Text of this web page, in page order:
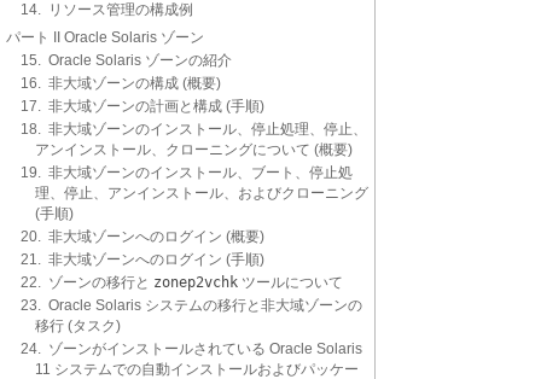
14. リソース管理の構成例
パート II Oracle Solaris ゾーン
15. Oracle Solaris ゾーンの紹介
16. 非大域ゾーンの構成 (概要)
17. 非大域ゾーンの計画と構成 (手順)
18. 非大域ゾーンのインストール、停止処理、停止、
アンインストール、クローニングについて (概要)
19. 非大域ゾーンのインストール、ブート、停止処
理、停止、アンインストール、およびクローニング
(手順)
20. 非大域ゾーンへのログイン (概要)
21. 非大域ゾーンへのログイン (手順)
22. ゾーンの移行と zonep2vchk ツールについて
23. Oracle Solaris システムの移行と非大域ゾーンの
移行 (タスク)
24. ゾーンがインストールされている Oracle Solaris
11 システムでの自動インストールおよびパッケー